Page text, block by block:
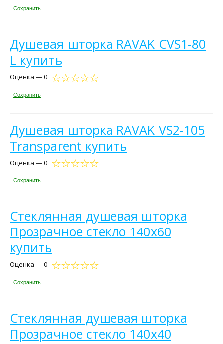
Сохранить
Душевая шторка RAVAK CVS1-80
L купить
Оценка — 0
Сохранить
Душевая шторка RAVAK VS2-105
Transparent купить
Оценка — 0
Сохранить
Стеклянная душевая шторка
Прозрачное стекло 140х60
купить
Оценка — 0
Сохранить
Стеклянная душевая шторка
Прозрачное стекло 140х40